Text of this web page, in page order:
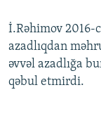
İ.Rəhimov 2016-
azadlıqdan
əvvəl azadlığa
qəbul etmirdi.